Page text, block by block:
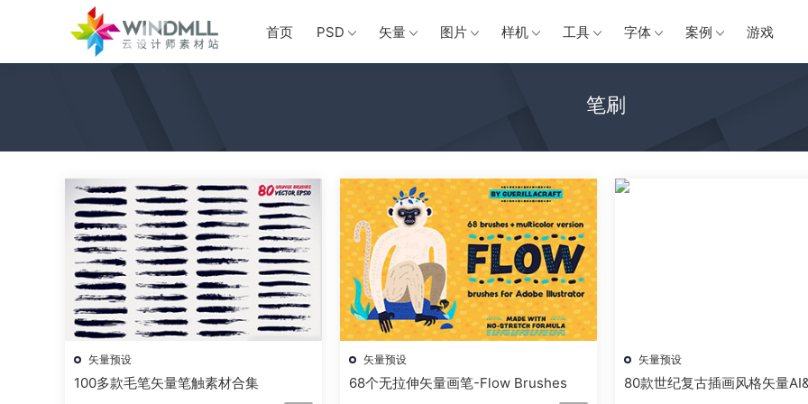
首页 PSD 矢量 图片 样机 工具 字体 案例 游戏
笔刷
矢量预设
100多款毛笔矢量笔触素材合集
矢量预设
68个无拉伸矢量画笔-Flow Brushes
矢量预设
80款世纪复古插画风格矢量